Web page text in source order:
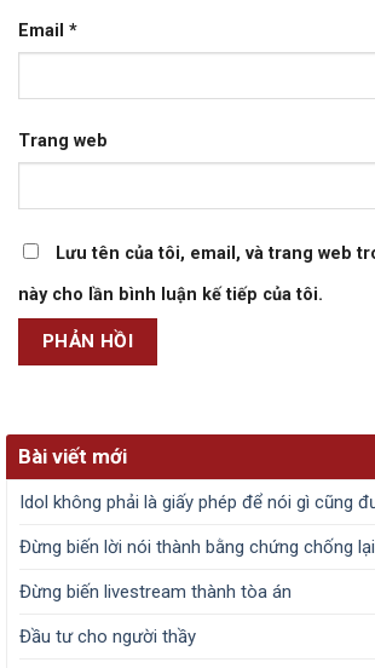
Email *
Trang web
Lưu tên của tôi, email, và trang web
này cho lần bình luận kế tiếp của tôi.
Bài viết mới
Idol không phải là giấy phép để nói gì cũng
Đừng biến lời nói thành bằng chứng chống
Đừng biến livestream thành tòa án
Đầu tư cho người thầy